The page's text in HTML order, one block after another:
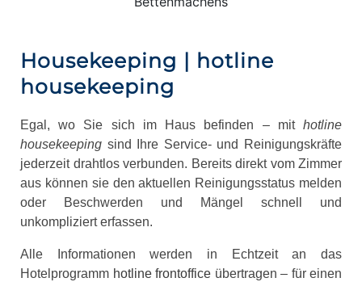
Housekeeping | hotline
housekeeping
Egal, wo Sie sich im Haus befinden – mit hotline
housekeeping sind Ihre Service- und Reinigungskräfte
jederzeit drahtlos verbunden. Bereits direkt vom Zimmer
aus können sie den aktuellen Reinigungsstatus melden
oder Beschwerden und Mängel schnell und
unkompliziert erfassen.
Alle Informationen werden in Echtzeit an das
Hotelprogramm hotline frontoffice übertragen – für einen